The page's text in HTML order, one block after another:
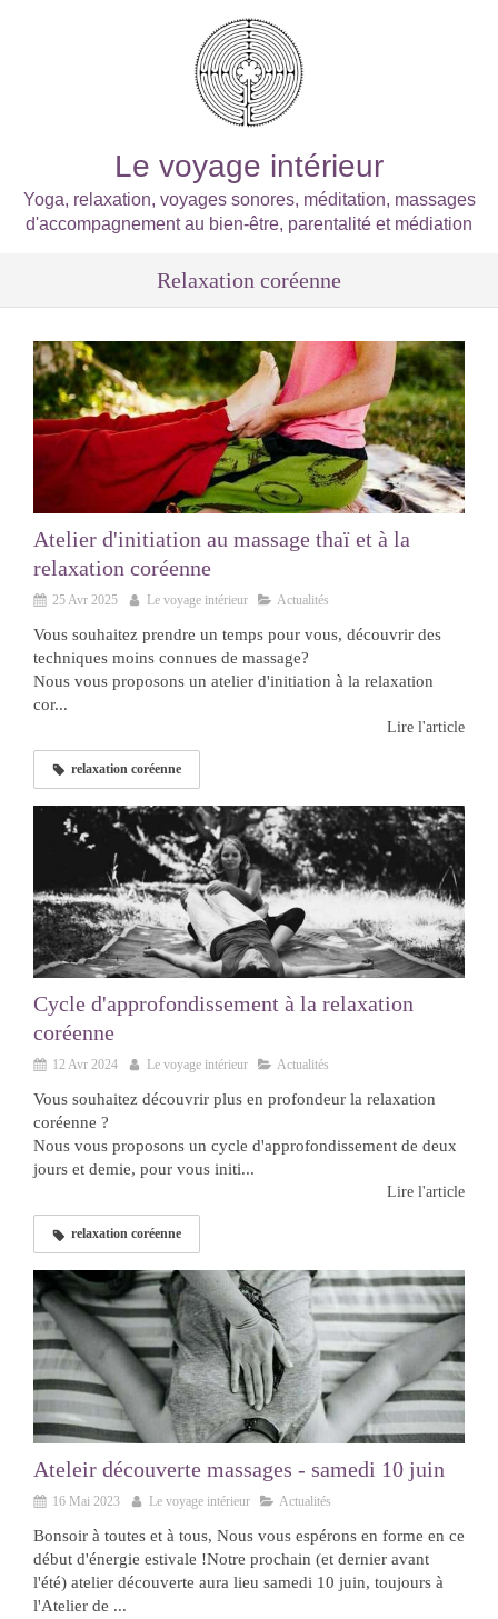
Le voyage intérieur
Yoga, relaxation, voyages sonores, méditation, massages
d'accompagnement au bien-être, parentalité et médiation
Relaxation coréenne
Atelier d'initiation au massage thaï et à la
relaxation coréenne
25 Avr 2025 Le voyage intérieur Actualités
Vous souhaitez prendre un temps pour vous, découvrir des
techniques moins connues de massage?
Nous vous proposons un atelier d'initiation à la relaxation
cor...
Lire l'article
relaxation coréenne
Cycle d'approfondissement à la relaxation
coréenne
12 Avr 2024 Le voyage intérieur Actualités
Vous souhaitez découvrir plus en profondeur la relaxation
coréenne ?
Nous vous proposons un cycle d'approfondissement de deux
jours et demie, pour vous initi...
Lire l'article
relaxation coréenne
Ateleir découverte massages - samedi 10 juin
16 Mai 2023 Le voyage intérieur Actualités
Bonsoir à toutes et à tous, Nous vous espérons en forme en ce
début d'énergie estivale !Notre prochain (et dernier avant
l'été) atelier découverte aura lieu samedi 10 juin, toujours à
l'Atelier de ...